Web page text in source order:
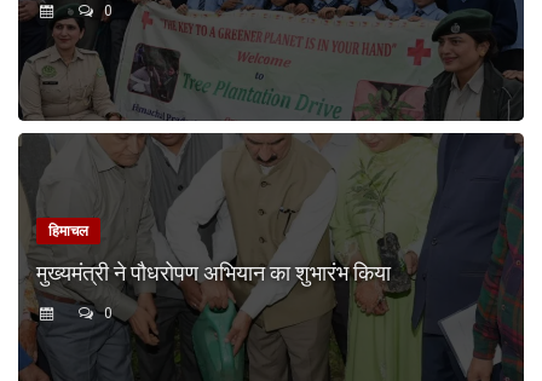
0
हिमाचल
मुख्यमंत्री ने पौधरोपण अभियान का शुभारंभ किया
0